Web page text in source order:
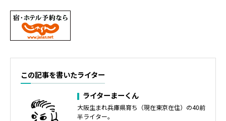
この記事を書いたライター
ライターまーくん
大阪生まれ兵庫県育ち（現在東京在住）の40前
半ライター。